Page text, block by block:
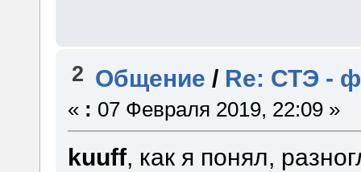
2 Общение / Re: СТЭ -
« : 07 Февраля 2019, 22:09 »
kuuff, как я понял,